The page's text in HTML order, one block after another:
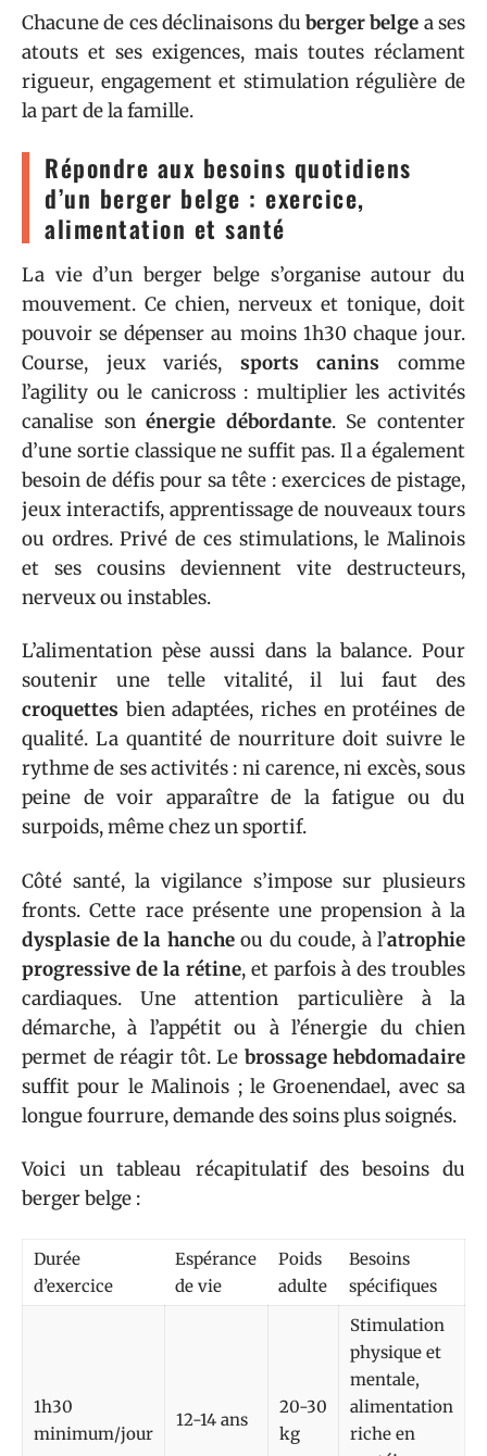
Chacune de ces déclinaisons du berger belge a ses
atouts et ses exigences, mais toutes réclament
rigueur, engagement et stimulation régulière de
la part de la famille.
Répondre aux besoins quotidiens
d’un berger belge : exercice,
alimentation et santé
La vie d’un berger belge s’organise autour du
mouvement. Ce chien, nerveux et tonique, doit
pouvoir se dépenser au moins 1h30 chaque jour.
Course, jeux variés, sports canins comme
l’agility ou le canicross : multiplier les activités
canalise sonénergie débordante. Se contenter
d’une sortie classique ne suffit pas. Il a également
besoin de défis pour sa tête : exercices de pistage,
jeux interactifs, apprentissage de nouveaux tours
ou ordres. Privé de ces stimulations, le Malinois
et ses cousins deviennent vite destructeurs,
nerveux ou instables.
L’alimentation pèse aussi dans la balance. Pour
soutenir une telle vitalité, il lui faut des
croquettes bien adaptées, riches en protéines de
qualité. La quantité de nourriture doit suivre le
rythme de ses activités : ni carence, ni excès, sous
peine de voir apparaître de la fatigue ou du
surpoids, même chez un sportif.
Côté santé, la vigilance s’impose sur plusieurs
fronts. Cette race présente une propension à la
dysplasie de la hancheou du coude, à l’atrophie
progressive de la rétine, et parfois à des troubles
cardiaques. Une attention particulière à la
démarche, à l’appétit ou à l’énergie du chien
permet de réagir tôt. Le brossage hebdomadaire
suffit pour le Malinois ; le Groenendael, avec sa
longue fourrure, demande des soins plus soignés.
Voici un tableau récapitulatif des besoins du
berger belge :
Durée
d’exercice
Espérance
de vie
Poids
adulte
Besoins
spécifiques
1h30
minimum/jour
12-14 ans
20-30
kg
Stimulation
physique et
mentale,
alimentation
riche en